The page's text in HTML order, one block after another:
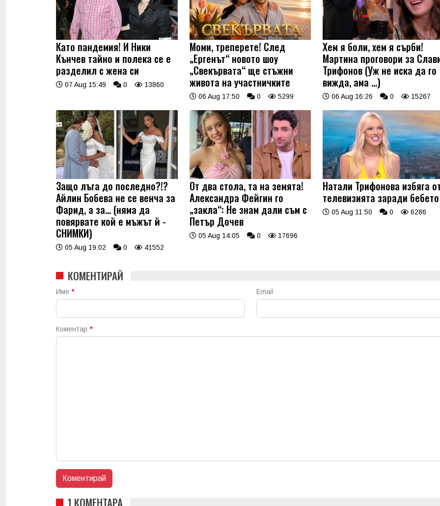
Като пандемия! И Ники
Кънчев тайно и полека се е
разделил с жена си
07 Aug 15:49 0 13860
Моми, треперете! След
„Ергенът“ новото шоу
„Свекървата“ ще стъжни
живота на участничките
06 Aug 17:50 0 5299
Хем я боли, хем я сърби!
Мартина проговори за
Трифонов (Уж не иска да го
вижда, ама …)
06 Aug 16:26 0 15267
Защо лъга до последно?!?
Айлин Бобева не се венча за
Фарид, а за... (няма да
повярвате кой е мъжът й -
СНИМКИ)
05 Aug 19:02 0 41552
От два стола, та на земята!
Александра Фейгин го
„закла“: Не знам дали съм с
Петър Дочев
05 Aug 14:05 0 17696
Натали Трифонова избяга
телевизията заради бебето
05 Aug 11:50 0 6286
КОМЕНТИРАЙ
Име * Email
Коментар *
1 КОМЕНТАРА